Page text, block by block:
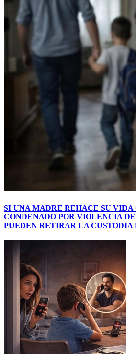
SI UNA MADRE REHACE SU VIDA
CONDENADO POR VIOLENCIA
PUEDEN RETIRAR LA CUSTODIA